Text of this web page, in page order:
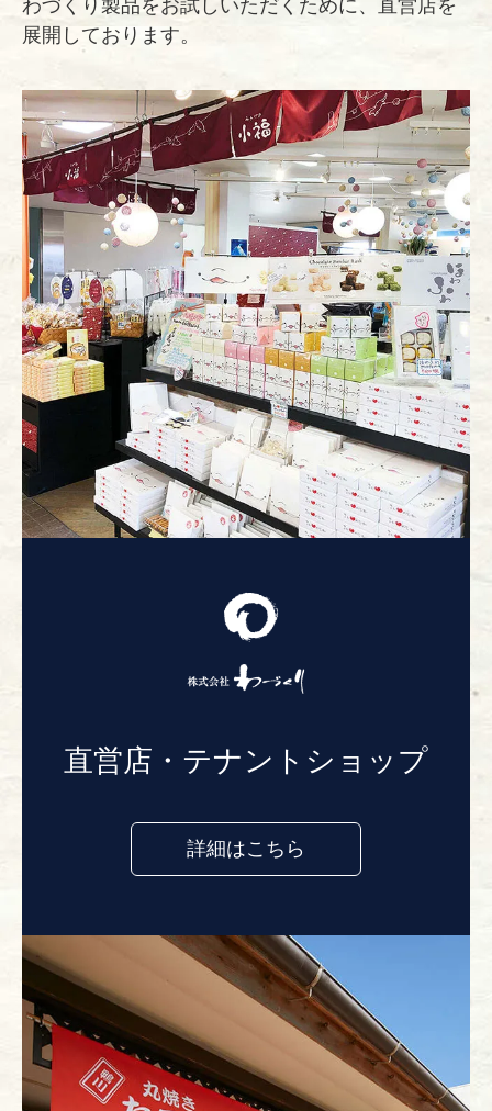
わづくり製品をお試しいただくために、直営店を
展開しております。
直営店・テナントショップ
詳細はこちら